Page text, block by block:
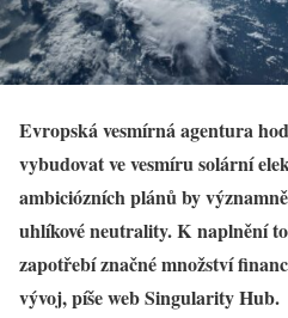
Evropská vesmírná agentura
vybudovat ve vesmíru solární
ambiciózních plánů by
uhlíkové neutrality. K naplnění
zapotřebí značné množství
vývoj, píše web Singularity Hub.